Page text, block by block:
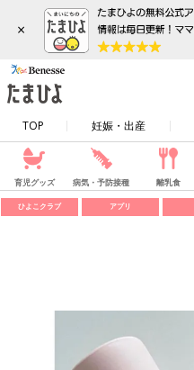
×
TOP 妊娠・出産
育児グッズ 病気・予防接種 離乳食
ひよこクラブ アプリ